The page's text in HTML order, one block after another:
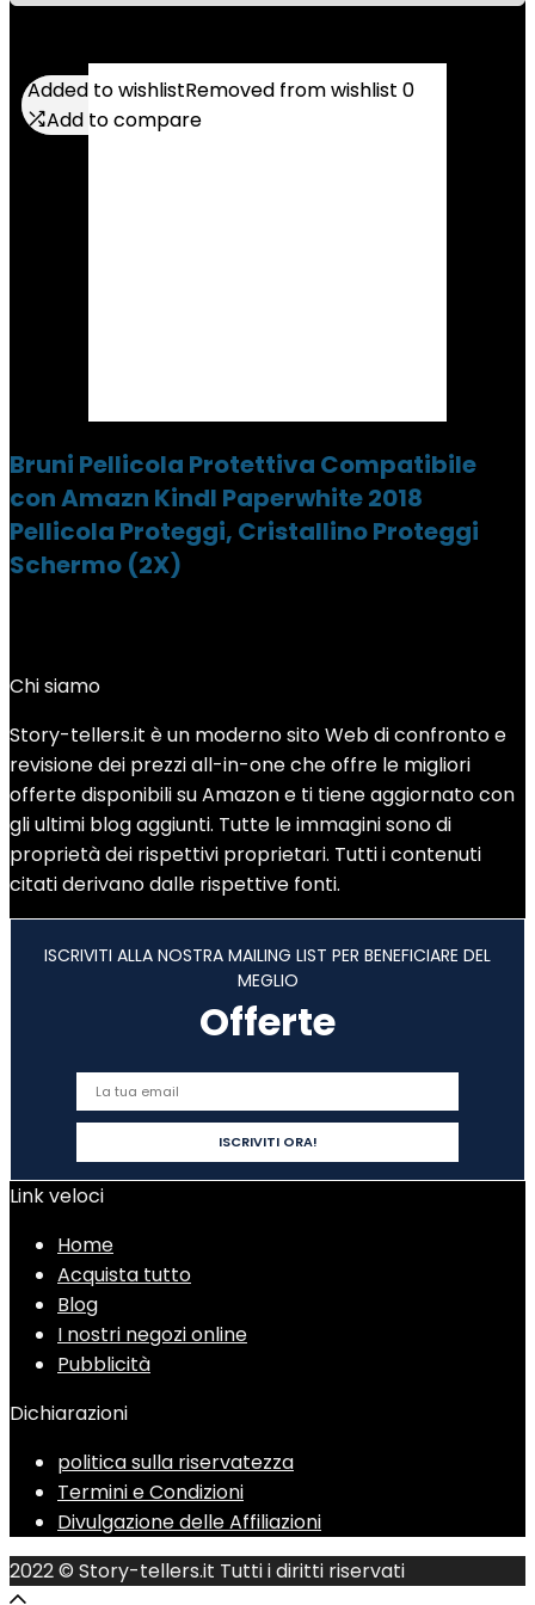
Added to wishlistRemoved from wishlist 0
Add to compare
Bruni Pellicola Protettiva Compatibile
con Amazn Kindl Paperwhite 2018
Pellicola Proteggi, Cristallino Proteggi
Schermo (2X)
Added to wishlistRemoved from wishlist 0
Add to compare
Chi siamo
Story-tellers.it è un moderno sito Web di confronto e
revisione dei prezzi all-in-one che offre le migliori
offerte disponibili su Amazon e ti tiene aggiornato con
gli ultimi blog aggiunti. Tutte le immagini sono di
proprietà dei rispettivi proprietari. Tutti i contenuti
citati derivano dalle rispettive fonti.
ISCRIVITI ALLA NOSTRA MAILING LIST PER BENEFICIARE DEL
MEGLIO
Offerte
Link veloci
Home
Acquista tutto
Blog
I nostri negozi online
Pubblicità
Dichiarazioni
politica sulla riservatezza
Termini e Condizioni
Divulgazione delle Affiliazioni
2022 © Story-tellers.it Tutti i diritti riservati